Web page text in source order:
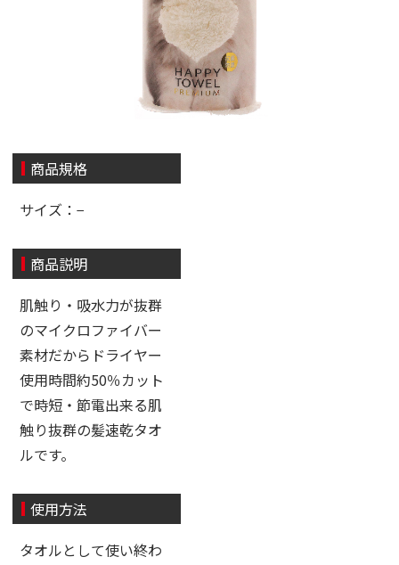
商品規格
サイズ：−
商品説明
肌触り・吸水力が抜群
のマイクロファイバー
素材だからドライヤー
使用時間約50％カット
で時短・節電出来る肌
触り抜群の髪速乾タオ
ルです。
使用方法
タオルとして使い終わ